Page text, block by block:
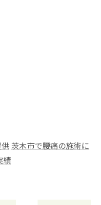
茨木市で腰痛の施術に
績